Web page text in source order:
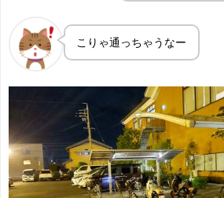
こりゃ通っちゃうなー